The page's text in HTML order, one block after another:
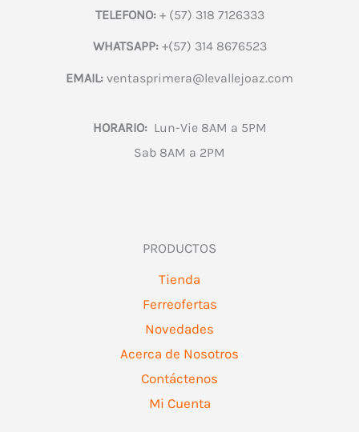
TELEFONO:+ (57) 318 7126333
WHATSAPP:+(57) 314 8676523
EMAIL: ventasprimera@levallejoaz.com
HORARIO:Lun-Vie 8AM a 5PM
Sab 8AM a 2PM
PRODUCTOS
Tienda
Ferreofertas
Novedades
Acerca de Nosotros
Contáctenos
Mi Cuenta